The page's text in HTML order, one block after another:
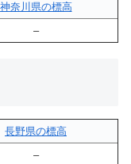
神奈川県の標高
–
長野県の標高
–